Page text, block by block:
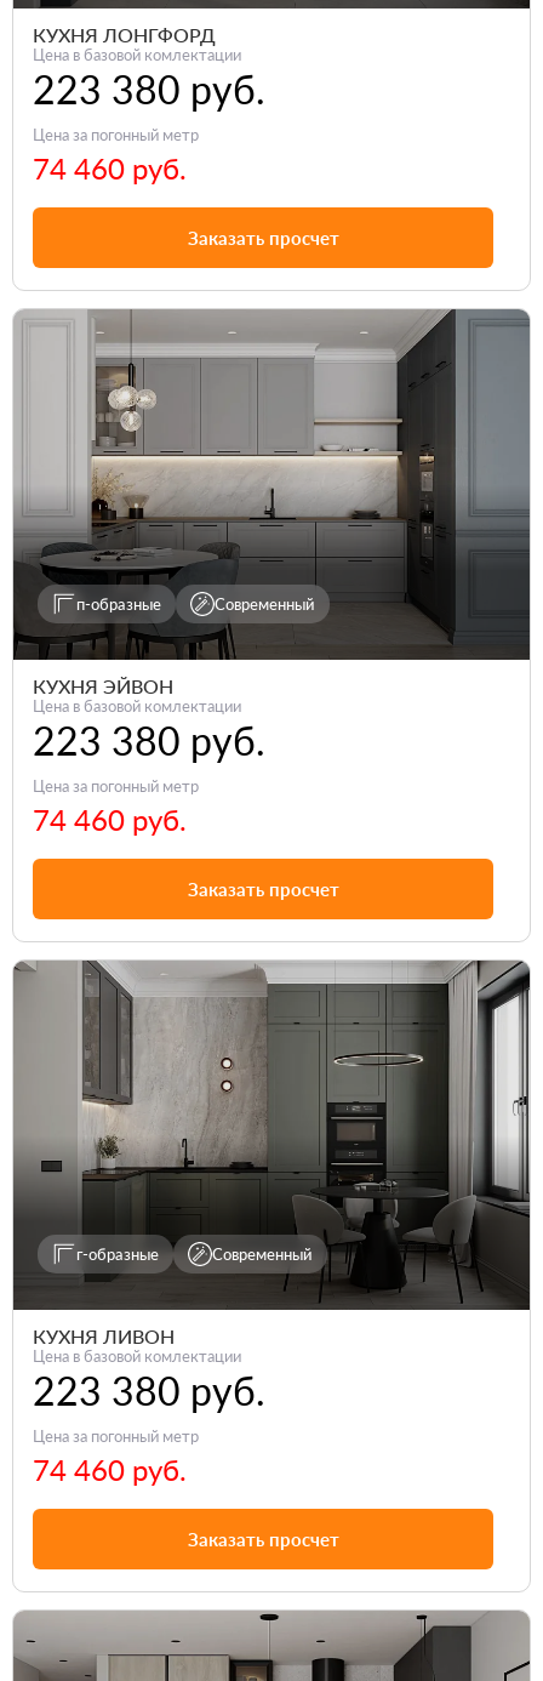
КУХНЯ ЛОНГФОРД
Цена в базовой комлектации
223 380 руб.
Цена за погонный метр
74 460 руб.
Заказать просчет
п-образные Современный
КУХНЯ ЭЙВОН
Цена в базовой комлектации
223 380 руб.
Цена за погонный метр
74 460 руб.
Заказать просчет
г-образные Современный
КУХНЯ ЛИВОН
Цена в базовой комлектации
223 380 руб.
Цена за погонный метр
74 460 руб.
Заказать просчет